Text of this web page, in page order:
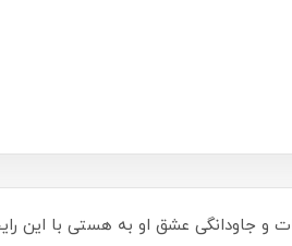
و جاودانگی عشق او به هستی با این